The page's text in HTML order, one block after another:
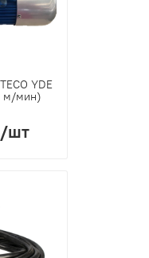
YDE
м/мин)
/шт